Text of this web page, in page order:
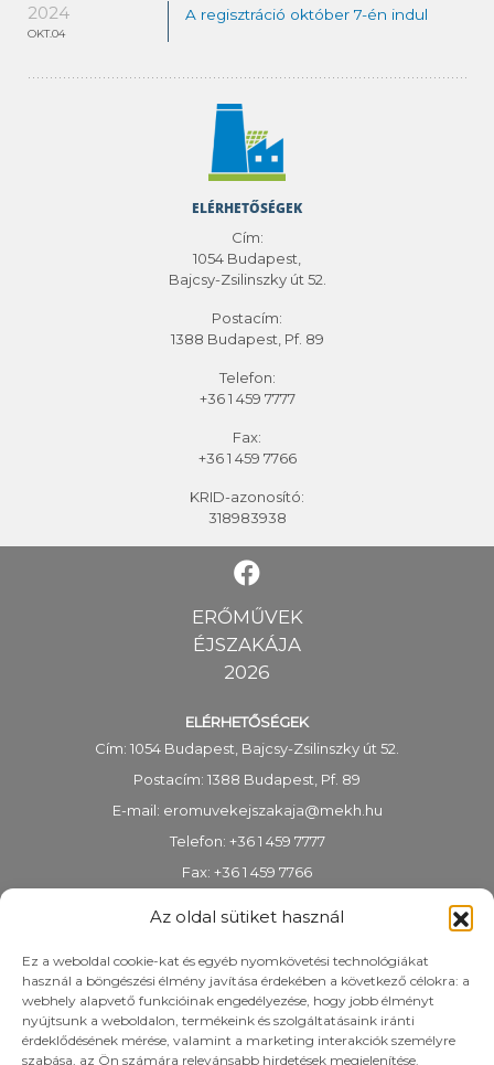
Az oldal sütiket használ
Ez a weboldal cookie-kat és egyéb nyomkövetési technológiákat
használ a böngészési élmény javítása érdekében a következő célokra: a
webhely alapvető funkcióinak engedélyezése, hogy jobb élményt
nyújtsunk a weboldalon, termékeink és szolgáltatásaink iránti
érdeklődésének mérése, valamint a marketing interakciók személyre
szabása, az Ön számára relevánsabb hirdetések megjelenítése.
2024
OKT.04
A regisztráció október 7-én indul
ELÉRHETŐSÉGEK
Cím:
1054 Budapest,
Bajcsy-Zsilinszky út 52.
Postacím:
1388 Budapest, Pf. 89
Telefon:
+36 1 459 7777
Fax:
+36 1 459 7766
KRID-azonosító:
318983938
ERŐMŰVEK
ÉJSZAKÁJA
2026
ELÉRHETŐSÉGEK
Cím: 1054 Budapest, Bajcsy-Zsilinszky út 52.
Postacím: 1388 Budapest, Pf. 89
E-mail: eromuvekejszakaja@mekh.hu
Telefon: +36 1 459 7777
Fax: +36 1 459 7766